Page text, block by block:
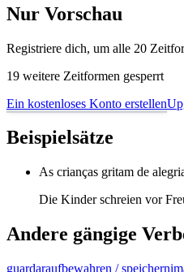
Nur Vorschau
Registriere dich, um alle 20
19 weitere Zeitformen gesperrt
Ein kostenloses Konto erstellen
Beispielsätze
As crianças gritam de
Die Kinder schreien vor
Andere gängige
guardaraufbewahren / speichern